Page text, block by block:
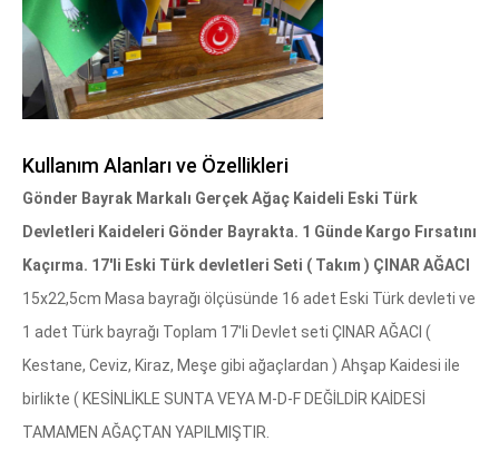
Kullanım Alanları ve Özellikleri
Gönder Bayrak Markalı Gerçek Ağaç Kaideli Eski Türk
Devletleri Kaideleri Gönder Bayrakta. 1 Günde Kargo Fırsatını
Kaçırma. 17'li Eski Türk devletleri Seti ( Takım ) ÇINAR AĞACI
15x22,5cm Masa bayrağı ölçüsünde 16 adet Eski Türk devleti ve
1 adet Türk bayrağı Toplam 17'li Devlet seti ÇINAR AĞACI (
Kestane, Ceviz, Kiraz, Meşe gibi ağaçlardan ) Ahşap Kaidesi ile
birlikte ( KESİNLİKLE SUNTA VEYA M-D-F DEĞİLDİR KAİDESİ
TAMAMEN AĞAÇTAN YAPILMIŞTIR.